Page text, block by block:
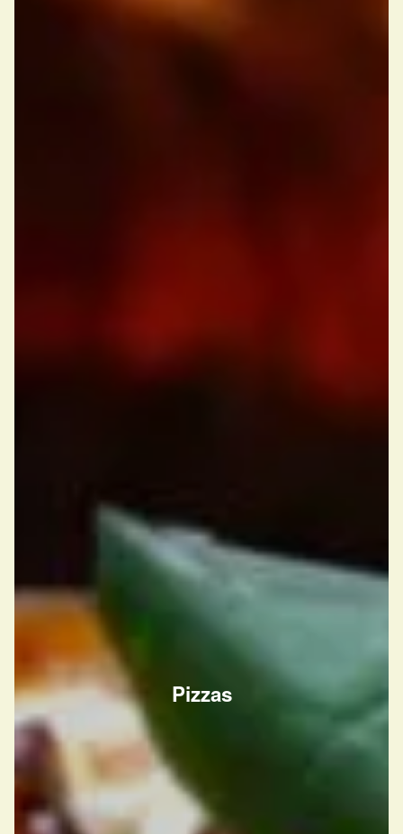
Pizzas